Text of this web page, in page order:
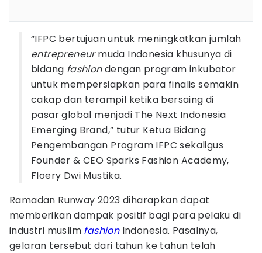
“IFPC bertujuan untuk meningkatkan jumlah
entrepreneurmuda Indonesia khusunya di
bidang fashiondengan program inkubator
untuk mempersiapkan para finalis semakin
cakap dan terampil ketika bersaing di
pasar global menjadi The Next Indonesia
Emerging Brand,” tutur Ketua Bidang
Pengembangan Program IFPC sekaligus
Founder & CEO Sparks Fashion Academy,
Floery Dwi Mustika.
Ramadan Runway 2023 diharapkan dapat
memberikan dampak positif bagi para pelaku di
industri muslim fashionIndonesia. Pasalnya,
gelaran tersebut dari tahun ke tahun telah